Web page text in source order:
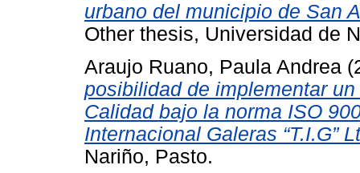
urbano del municipio de San
Other thesis, Universidad de
Araujo Ruano, Paula Andrea
posibilidad de implementar
Calidad bajo la norma ISO
Internacional Galeras “T.I.G”
Nariño, Pasto.